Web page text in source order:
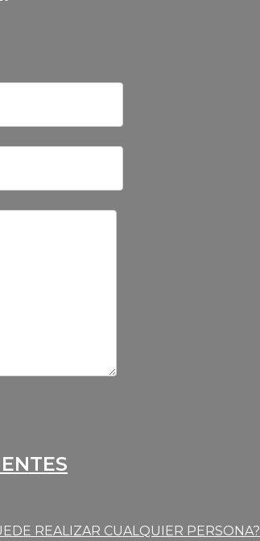
REALIZAR CUALQUIER PERSONA?